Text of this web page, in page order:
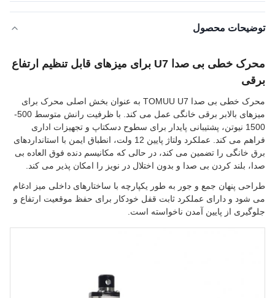
توضیحات محصول
محرک خطی بی صدا U7 برای میزهای قابل تنظیم ارتفاع
برقی
محرک خطی بی صدا TOMUU U7 به عنوان بخش اصلی محرک برای
میزهای بالابر برقی خانگی عمل می کند. با ظرفیت رانش متوسط ​​500-
1500 نیوتن، پشتیبانی پایدار برای سطوح دسکتاپ و تجهیزات اداری
فراهم می کند. عملکرد ولتاژ پایین 12 ولت، انطباق ایمن با استانداردهای
برق خانگی را تضمین می کند، در حالی که مکانیسم دنده فوق العاده بی
صدا، بلند کردن بی صدا و بدون اختلال در نویز را امکان پذیر می کند.
طراحی پنهان جمع و جور به طور یکپارچه با ساختارهای داخلی میز ادغام
می شود و دارای عملکرد ثابت قفل خودکار برای حفظ موقعیت ارتفاع و
جلوگیری از پایین آمدن ناخواسته است.